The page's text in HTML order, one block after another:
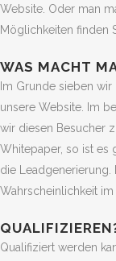
Website. Oder man
Möglichkeiten finden
WAS MACHT
Im Grunde sieben
unsere Website. Im
wir diesen Besucher
Whitepaper, so ist es
die Leadgenerierung.
Wahrscheinlichkeit im
Qualifiziert werden